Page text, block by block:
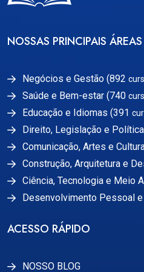
NOSSAS PRINCIPAIS ÁREAS
Negócios e Gestão (892
Saúde e Bem-estar (740
Educação e Idiomas (391
Direito, Legislação e
Comunicação, Artes e
Construção, Arquitetura e
Ciência, Tecnologia e Meio
Desenvolvimento Pessoal
ACESSO RÁPIDO
NOSSO BLOG